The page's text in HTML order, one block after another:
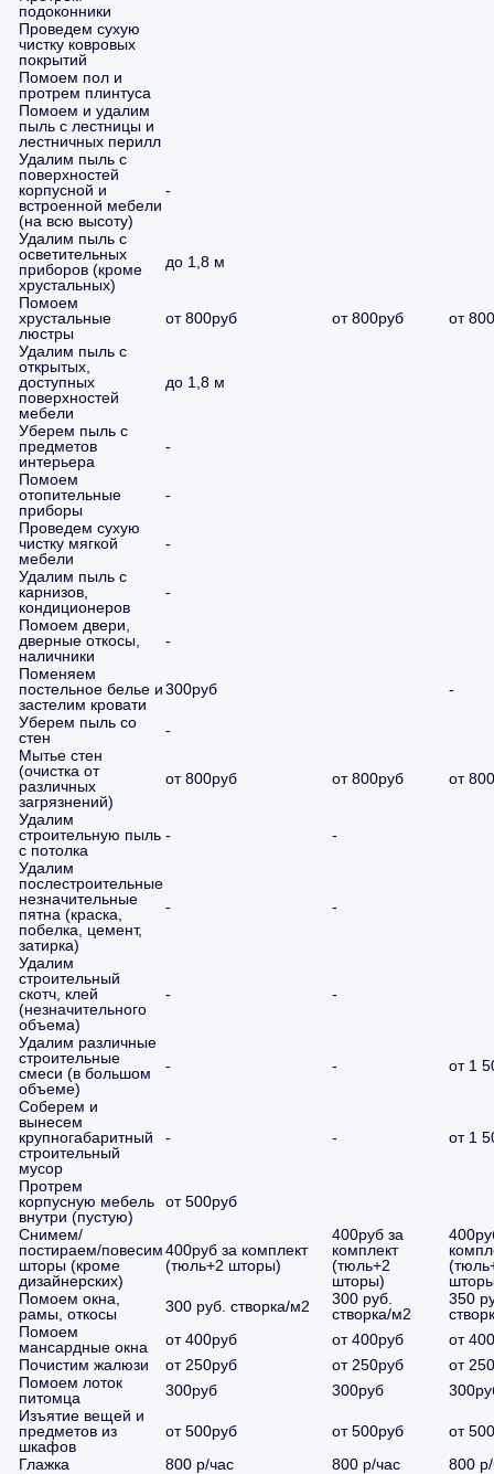
подоконники
Проведем сухую
чистку ковровых
покрытий
Помоем пол и
протрем плинтуса
Помоем и удалим
пыль с лестницы и
лестничных перилл
Удалим пыль с
поверхностей
корпусной и
встроенной мебели
(на всю высоту)
-
Удалим пыль с
осветительных
приборов (кроме
хрустальных)
до 1,8 м
Помоем
хрустальные
люстры
от 800руб от 800руб
от
Удалим пыль с
открытых,
доступных
поверхностей
мебели
до 1,8 м
Уберем пыль с
предметов
интерьера
-
Помоем
отопительные
приборы
-
Проведем сухую
чистку мягкой
мебели
-
Удалим пыль с
карнизов,
кондиционеров
-
Помоем двери,
дверные откосы,
наличники
-
Поменяем
постельное белье и
застелим кровати
300руб
-
Уберем пыль со
стен
-
Мытье стен
(очистка от
различных
загрязнений)
от 800руб от 800руб от
Удалим
строительную пыль
с потолка
-
-
Удалим
послестроительные
незначительные
пятна (краска,
побелка, цемент,
затирка)
- -
Удалим
строительный
скотч, клей
(незначительного
объема)
- -
Удалим различные
строительные
смеси (в большом
объеме)
- - от 1
Соберем и
вынесем
крупногабаритный
строительный
мусор
- - от 1
Протрем
корпусную мебель
внутри (пустую)
от 500руб
Снимем/
постираем/повесим
шторы (кроме
дизайнерских)
400руб за комплект
(тюль+2 шторы)
400руб за
комплект
(тюль+2
шторы)
Помоем окна,
рамы, откосы
300 руб. створка/м2
300 руб.
створка/м2
350
Помоем
мансардные окна
от 400руб от 400руб
от
Почистим жалюзи
от 250руб от 250руб
от
Помоем лоток
питомца
300руб 300руб
Изъятие вещей и
предметов из
шкафов
от 500руб от 500руб
от
Глажка
800 р/час 800 р/час
800